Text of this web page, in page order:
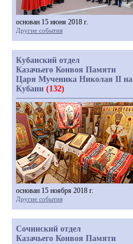
основан 15 июня 2018 г.
Другие события
Кубанский отдел
Казачьего Конвоя Памяти
Царя Мученика Николая II на
Кубани (132)
основан 15 ноября 2018 г.
Другие события
Сочинский отдел
Казачьего Конвоя Памяти